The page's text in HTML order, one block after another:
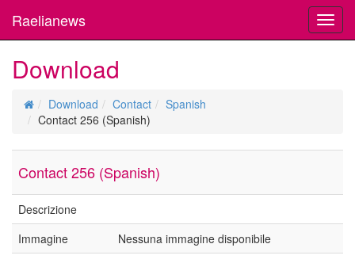
Raelianews
Download
Download Contact
Spanish
Contact 256 (Spanish)
Contact 256 (Spanish)
Descrizione
Immagine
Nessuna immagine disponibile